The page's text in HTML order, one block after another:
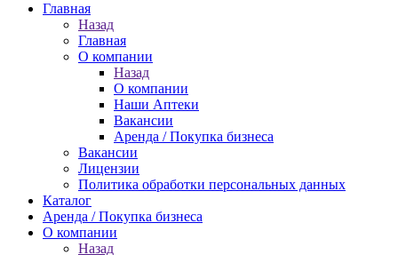
Главная
Назад
Главная
О компании
Назад
О компании
Наши Аптеки
Вакансии
Аренда / Покупка бизнеса
Вакансии
Лицензии
Политика обработки персональных данных
Каталог
Аренда / Покупка бизнеса
О компании
Назад